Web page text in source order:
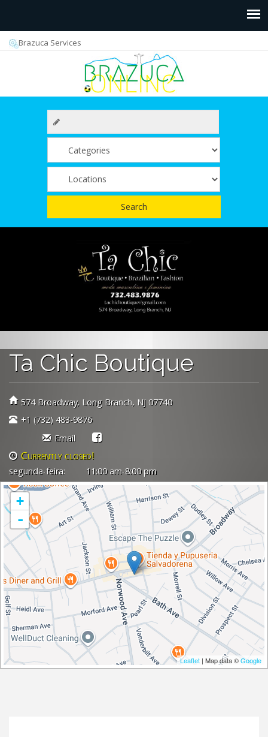
Brazuca Services
Search
Ta Chic Boutique
574 Broadway Long Branch, NJ 07740
+1 (732) 483-9876
Email
Currently
open!
Currently closed!
segunda-feira: 11:00 am-8:00 pm
+
-
Leaflet | Map data ©Google